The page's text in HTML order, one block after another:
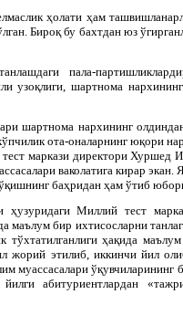
ҳолати ҳам
Бироқ бу бахтдан юз
пала-
узоқлиги, шартнома
шартнома нархининг
ота-оналарнинг юқори
маркази директори Хуршед
ваколатига кирар экан.
баҳридан ҳам ўтиб
ҳузуридаги Миллий тест
маълум бир ихтисосларни
ҳақида маълум
жорий этилиб, иккинчи йил
муассасалари ўқувчиларининг
абитуриентлардан